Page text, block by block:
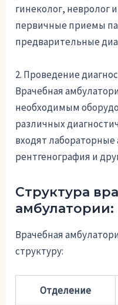
гинеколог, невролог
первичные приемы
предварительные
2. Проведение
Врачебная
необходимым
различных
входят
рентгенография и
Структура
амбулатории:
Врачебная
структуру:
Отделение